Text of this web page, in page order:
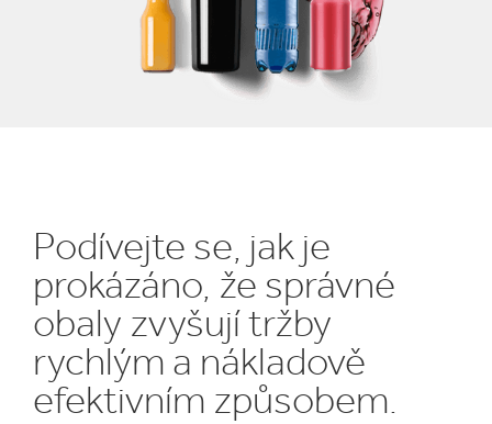
Podívejte se, jak je
prokázáno, že správné
obaly zvyšují tržby
rychlým a nákladově
efektivním způsobem.